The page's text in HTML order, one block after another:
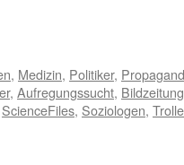
, Medizin, Politiker,
, Aufregungssucht, Bildzeitung
ScienceFiles, Soziologen, Trolle